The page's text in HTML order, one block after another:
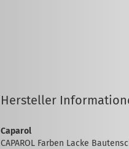
Hersteller
Caparol
CAPAROL Farben Lacke